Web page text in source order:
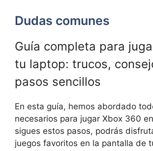
Dudas comunes
Guía completa para
tu laptop: trucos,
pasos sencillos
En esta guía, hemos abordado
necesarios para jugar Xbox 360
sigues estos pasos, podrás
juegos favoritos en la pantalla de